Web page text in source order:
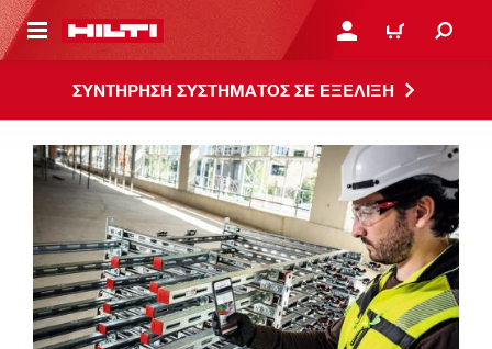
ΕΛΕΓΞΕΙΣ ΤΟ ΠΑΚΕΤΟ ΠΟΥ ΕΧΕΙΣ ΦΤΙΑΞΕΙ ΚΆΝΕ ΣΎΝΔΕΣΗ Ή
ΚΑΛΆΘΙ
ΣΥΝΤΗΡΗΣΗ ΣΥΣΤΗΜΑΤΟΣ ΣΕ ΕΞΕΛΙΞΗ